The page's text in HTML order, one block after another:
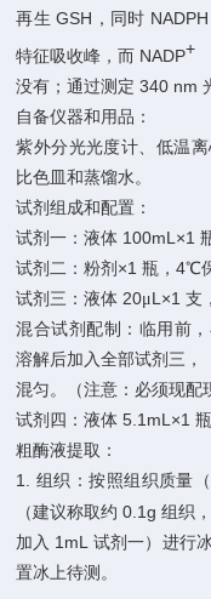
再生 GSH ，同时 NADPH
特征吸收峰，而 NADP+
没有；通过测定 340 nm
自备仪器和用品：
紫外分光光度计、低温
比色皿和蒸馏水。
试剂组成和配置：
试剂一：液体 100mL×1
试剂二：粉剂 ×1 瓶，4℃
试剂三：液体 20μL×1 支
混合试剂配制：临用前
溶解后加入全部试剂三，
混匀。（注意：必须现配
试剂四：液体 5.1mL×1
粗酶液提取：
1. 组织：按照组织质量（
（建议称取约 0.1g 组织，
加入 1mL 试剂一）进行
置冰上待测。